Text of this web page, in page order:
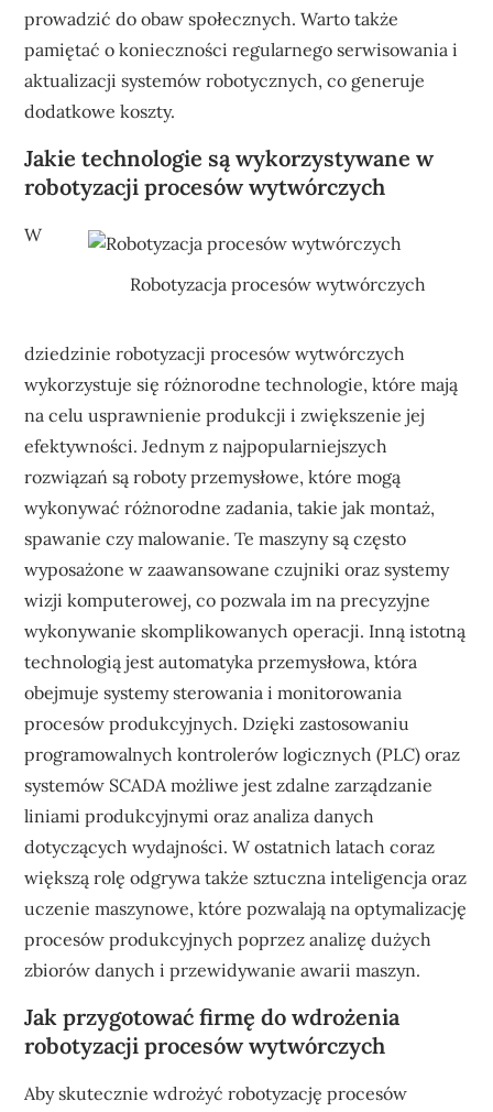
prowadzić do obaw społecznych. Warto także
pamiętać o konieczności regularnego serwisowania i
aktualizacji systemów robotycznych, co generuje
dodatkowe koszty.
Jakie technologie są wykorzystywane w
robotyzacji procesów wytwórczych
Robotyzacja procesów wytwórczych
W
dziedzinie robotyzacji procesów wytwórczych
wykorzystuje się różnorodne technologie, które mają
na celu usprawnienie produkcji i zwiększenie jej
efektywności. Jednym z najpopularniejszych
rozwiązań są roboty przemysłowe, które mogą
wykonywać różnorodne zadania, takie jak montaż,
spawanie czy malowanie. Te maszyny są często
wyposażone w zaawansowane czujniki oraz systemy
wizji komputerowej, co pozwala im na precyzyjne
wykonywanie skomplikowanych operacji. Inną istotną
technologią jest automatyka przemysłowa, która
obejmuje systemy sterowania i monitorowania
procesów produkcyjnych. Dzięki zastosowaniu
programowalnych kontrolerów logicznych (PLC) oraz
systemów SCADA możliwe jest zdalne zarządzanie
liniami produkcyjnymi oraz analiza danych
dotyczących wydajności. W ostatnich latach coraz
większą rolę odgrywa także sztuczna inteligencja oraz
uczenie maszynowe, które pozwalają na optymalizację
procesów produkcyjnych poprzez analizę dużych
zbiorów danych i przewidywanie awarii maszyn.
Jak przygotować firmę do wdrożenia
robotyzacji procesów wytwórczych
Aby skutecznie wdrożyć robotyzację procesów